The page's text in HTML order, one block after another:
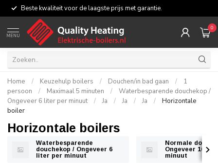
Beste kwaliteit voor de laagste prijs met garantie.
MENU
0
Home / Keuzehulp boilers / Douchen/in bad gaan /
1
persoon
/ Maximaal 5 minuten /
Waterbesparende douchekop /
Ongeveer 6 liter per minuut
/ Ja / Ja / Ja /
Horizontale
boiler
Horizontale boilers
Waterbesparende
douchekop / Ongeveer 6
liter per minuut
Normale
Ongeveer 10
minuut